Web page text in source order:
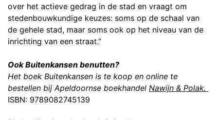
over het actieve gedrag in de stad en vraagt om
stedenbouwkundige keuzes: soms op de schaal van
de gehele stad, maar soms ook op het niveau van de
inrichting van een straat.”
Ook Buitenkansen benutten?
Het boek Buitenkansen is te koop en online te
bestellen bij Apeldoornse boekhandel Nawijn & Polak.
ISBN: 9789082745139